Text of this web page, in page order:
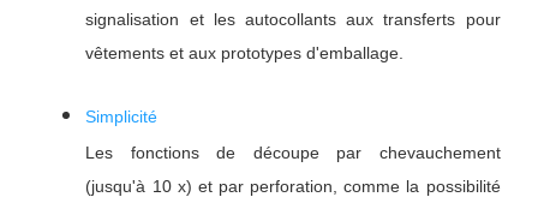
signalisation et les autocollants aux transferts pour
vêtements et aux prototypes d'emballage.
Simplicité
Les fonctions de découpe par chevauchement
(jusqu'à 10 x) et par perforation, comme la possibilité